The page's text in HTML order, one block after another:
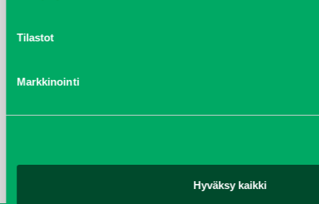
Tilastot
Markkinointi
Hyväksy kaikki
yleiset